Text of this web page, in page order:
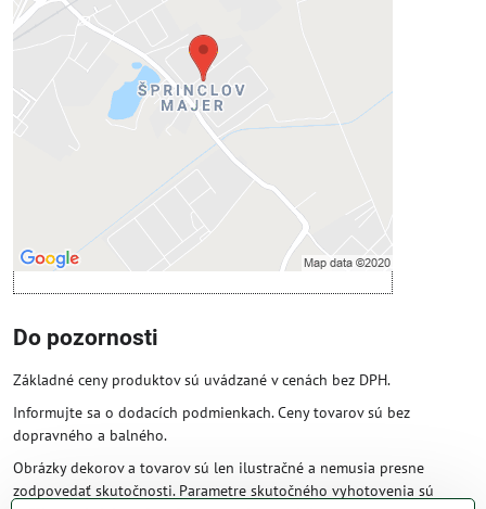
Prajete si načítať externý obsah?
Povoliť tentokrát
Povoliť a zapamätať - súhlas s druhom
cookie: Funkčné
Otvoriť obsah v novom okne
Do pozornosti
Základné ceny produktov sú uvádzané v cenách bez DPH.
Informujte sa o dodacích podmienkach. Ceny tovarov sú bez
dopravného a balného.
Obrázky dekorov a tovarov sú len ilustračné a nemusia presne
zodpovedať skutočnosti. Parametre skutočného vyhotovenia sú